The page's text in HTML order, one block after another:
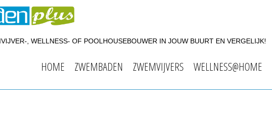
, WELLNESS- OF POOLHOUSEBOUWER IN JOUW BUURT EN VERGELIJK!
HOME ZWEMBADEN ZWEMVIJVERS WELLNESS@HOME